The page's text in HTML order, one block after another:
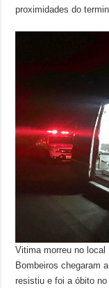
proximidades do
Vitima morreu no local
Bombeiros chegaram
resistiu e foi a óbito